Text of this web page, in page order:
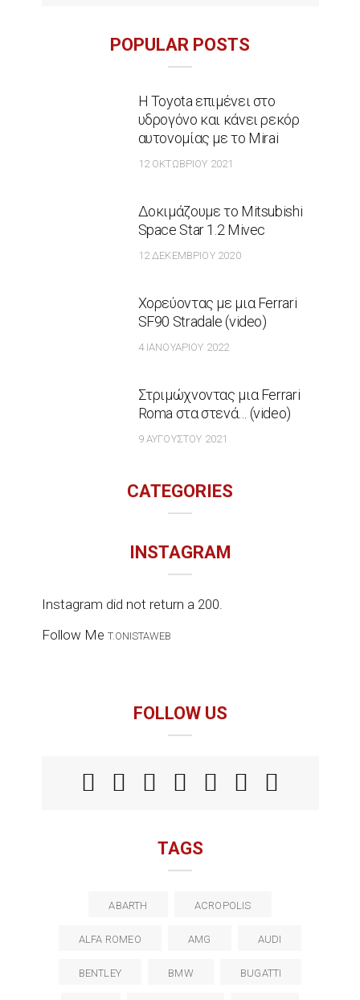
POPULAR POSTS
Η Toyota επιμένει στο
υδρογόνο και κάνει ρεκόρ
αυτονομίας με το Mirai
12 ΟΚΤΩΒΡΊΟΥ 2021
Δοκιμάζουμε το Mitsubishi
Space Star 1.2 Mivec
12 ΔΕΚΕΜΒΡΊΟΥ 2020
Χορεύοντας με μια Ferrari
SF90 Stradale (video)
4 ΙΑΝΟΥΑΡΊΟΥ 2022
Στριμώχνοντας μια Ferrari
Roma στα στενά… (video)
9 ΑΥΓΟΎΣΤΟΥ 2021
CATEGORIES
INSTAGRAM
Instagram did not return a 200.
Follow Me T.ONISTAWEB
FOLLOW US
TAGS
ABARTH ACROPOLIS
ALFA ROMEO AMG AUDI
BENTLEY BMW BUGATTI